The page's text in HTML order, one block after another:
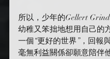
所以，少年的Gellert
幼稚又笨拙地想用自己的
一個“更好的世界”，回報
毫無利益關係卻願意陪伴